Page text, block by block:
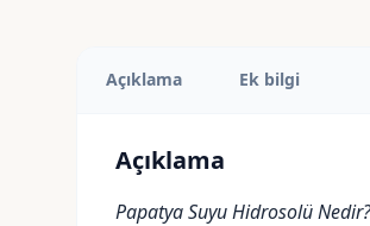
Açıklama Ek bilgi
Açıklama
Papatya Suyu Hidrosolü Nedir?